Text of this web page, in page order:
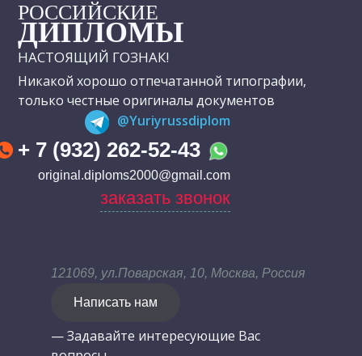
РОССИЙСКИЕ
ДИПЛОМЫ
НАСТОЯЩИЙ ГОЗНАК!
Никакой хорошо отпечатанной типографии,
только честные оригиналы документов
@Yuriyrussdiplom
+ 7 (932) 262-52-43
original.diploms2000@gmail.com
заказать звонок
121069, ул.Поварская, 10, Москва, Россия
Написать нам
— Задавайте интересующие Вас